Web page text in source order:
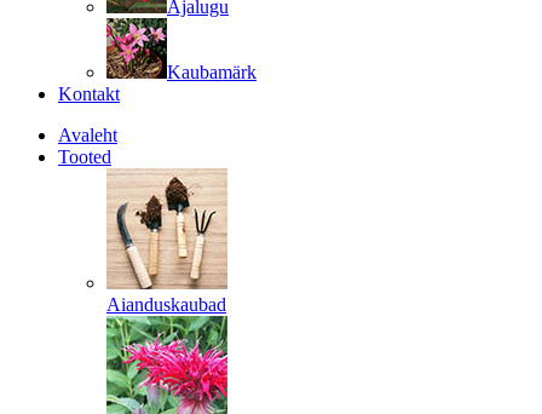
Ajalugu
Kaubamärk
Kontakt
Avaleht
Tooted
Aianduskaubad